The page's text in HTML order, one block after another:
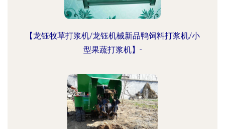
【龙钰牧草打浆机/龙钰机械新品鸭饲料打浆机/小
型果蔬打浆机】-